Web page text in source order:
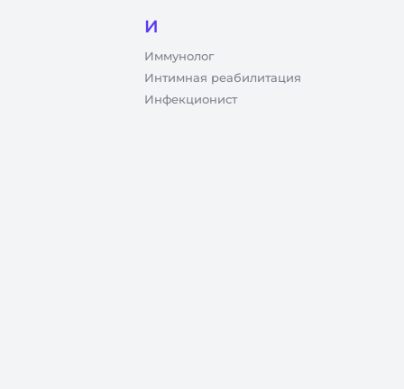
И
Иммунолог
Интимная реабилитация
Инфекционист